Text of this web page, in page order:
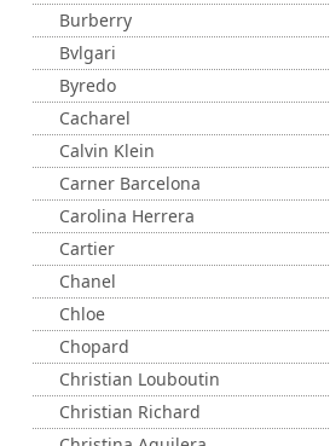
Burberry
Bvlgari
Byredo
Cacharel
Calvin Klein
Carner Barcelona
Carolina Herrera
Cartier
Chanel
Chloe
Chopard
Christian Louboutin
Christian Richard